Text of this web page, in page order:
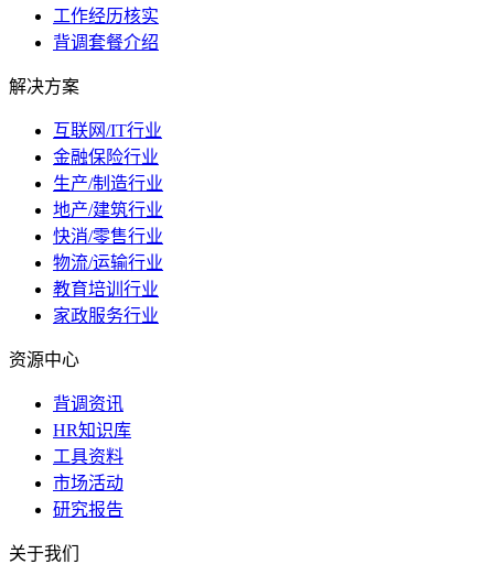
工作经历核实
背调套餐介绍
解决方案
互联网/IT行业
金融保险行业
生产/制造行业
地产/建筑行业
快消/零售行业
物流/运输行业
教育培训行业
家政服务行业
资源中心
背调资讯
HR知识库
工具资料
市场活动
研究报告
关于我们